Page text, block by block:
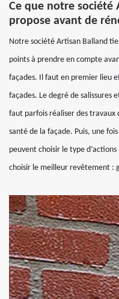
Ce que notre société
propose avant de
Notre société Artisan Balland
points à prendre en compte
façades. Il faut en premier lieu
façades. Le degré de
faut parfois réaliser des travaux
santé de la façade. Puis, une
peuvent choisir le type
choisir le meilleur revêtement :